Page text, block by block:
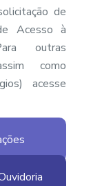
de
Acesso à
outras
como
acesse